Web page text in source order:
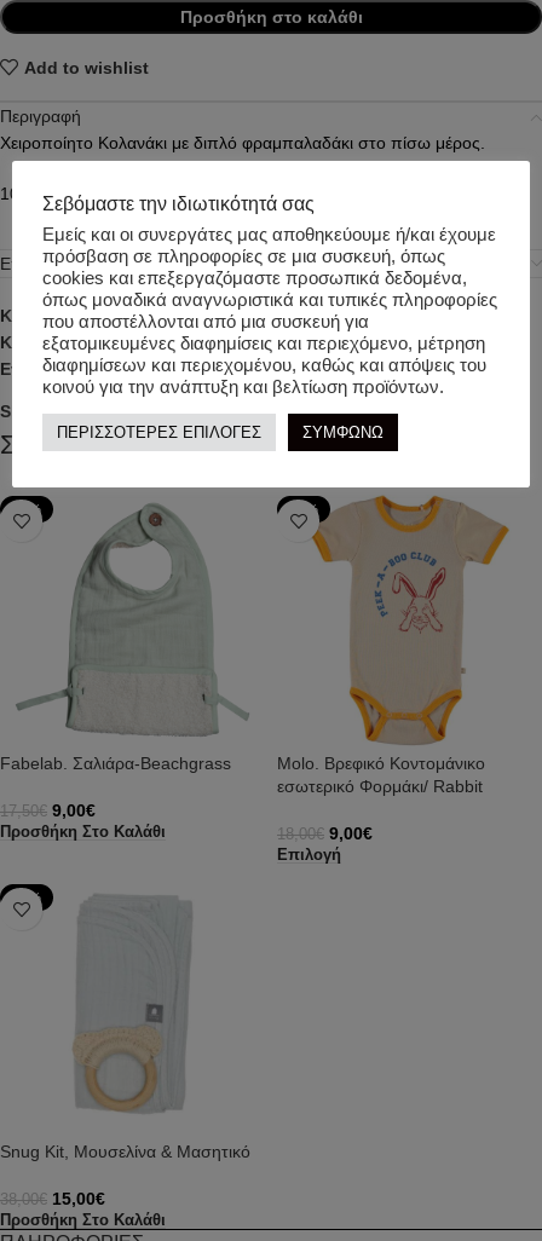
Προσθήκη στο καλάθι
Add to wishlist
Περιγραφή
Χειροποίητο Κολανάκι με διπλό φραμπαλαδάκι στο πίσω μέρος.
100%Co
Επιπλέον πληροφορίες
Κωδικός προϊόντος:jd-aw207
Κατηγορίες: ΒΡΕΦΙΚΑ , ΚΟΡΙΤΣΙ,
ΧΕΙΜΕΡΙΝΑ ΡΟΥΧΑ
Ετικέτα: JULIE DAUSELL
Share:
Σχετικά προϊόντα
-49%
Fabelab. Σαλιάρα-Beachgrass
17,50€ 9,00€
Προσθήκη Στο Καλάθι
-50%
Molo. Βρεφικό Κοντομάνικο
εσωτερικό Φορμάκι/ Rabbit
18,00€ 9,00€
Επιλογή
-61%
Snug Kit, Μουσελίνα & Μασητικό
38,00€ 15,00€
Προσθήκη Στο Καλάθι
Σεβόμαστε την ιδιωτικότητά σας
Εμείς και οι συνεργάτες μας αποθηκεύουμε ή/και έχουμε
πρόσβαση σε πληροφορίες σε μια συσκευή, όπως
cookies και επεξεργαζόμαστε προσωπικά δεδομένα,
όπως μοναδικά αναγνωριστικά και τυπικές πληροφορίες
που αποστέλλονται από μια συσκευή για
εξατομικευμένες διαφημίσεις και περιεχόμενο, μέτρηση
διαφημίσεων και περιεχομένου, καθώς και απόψεις του
κοινού για την ανάπτυξη και βελτίωση προϊόντων.
ΠΕΡΙΣΣΟΤΕΡΕΣ ΕΠΙΛΟΓΕΣ ΣΥΜΦΩΝΩ